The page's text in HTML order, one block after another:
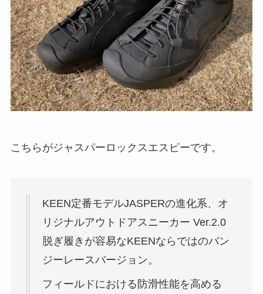
こちらがジャスパーロックスエスピーです。
KEEN定番モデルJASPERの進化系、オ
リジナルアウトドアスニーカー Ver.2.0
脱ぎ履きが容易なKEENならではのバン
ジーレースバージョン。
フィールドにおける防滑性能を高める